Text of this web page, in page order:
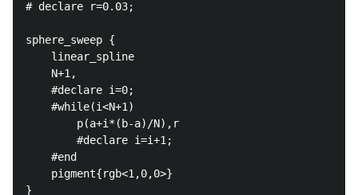
# declare r=0.03;
sphere_sweep {
    linear_spline
    N+1,
    #declare i=0;
    #while(i<N+1)
        p(a+i*(b-a)/N),r
        #declare i=i+1;
    #end
    pigment{rgb<1,0,0>}